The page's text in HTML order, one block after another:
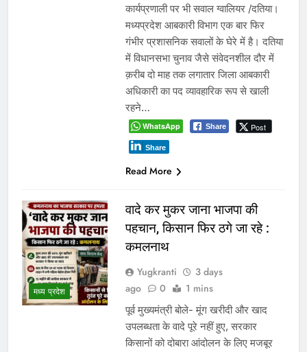
कार्यप्रणाली पर भी सवाल ग्वालियर /दतिया।
मध्यप्रदेश आबकारी विभाग एक बार फिर
गंभीर प्रशासनिक सवालों के घेरे में है। दतिया
में विधानसभा चुनाव जैसे संवेदनशील दौर में
क़रीब दो माह तक लगातार जिला आबकारी
अधिकारी का पद व्यावहारिक रूप से खाली
रहने…
WhatsApp Share Post
Share
Read More
मध्य प्रदेश
वादे कर मुकर जाना भाजपा की
पहचान, किसान फिर ठगे जा रहे :
कमलनाथ
Yugkranti
3 days
ago
0 1 mins
पूर्व मुख्यमंत्री बोले- मूंग खरीदी और खाद
उपलब्धता के वादे पूरे नहीं हुए, सरकार
किसानों को दोबारा आंदोलन के लिए मजबूर